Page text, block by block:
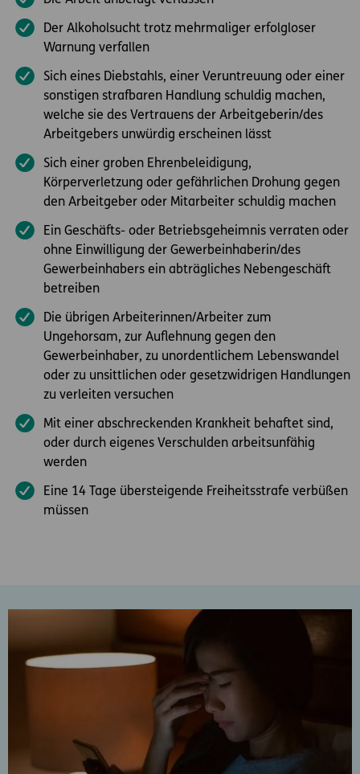
Der Alkoholsucht trotz mehrmaliger erfolgloser
Warnung verfallen
Sich eines Diebstahls, einer Veruntreuung oder einer
sonstigen strafbaren Handlung schuldig machen,
welche sie des Vertrauens der Arbeitgeberin/des
Arbeitgebers unwürdig erscheinen lässt
Sich einer groben Ehrenbeleidigung,
Körperverletzung oder gefährlichen Drohung gegen
den Arbeitgeber oder Mitarbeiter schuldig machen
Ein Geschäfts- oder Betriebsgeheimnis verraten oder
ohne Einwilligung der Gewerbeinhaberin/des
Gewerbeinhabers ein abträgliches Nebengeschäft
betreiben
Die übrigen Arbeiterinnen/Arbeiter zum
Ungehorsam, zur Auflehnung gegen den
Gewerbeinhaber, zu unordentlichem Lebenswandel
oder zu unsittlichen oder gesetzwidrigen Handlungen
zu verleiten versuchen
Mit einer abschreckenden Krankheit behaftet sind,
oder durch eigenes Verschulden arbeitsunfähig
werden
Eine 14 Tage übersteigende Freiheitsstrafe verbüßen
müssen